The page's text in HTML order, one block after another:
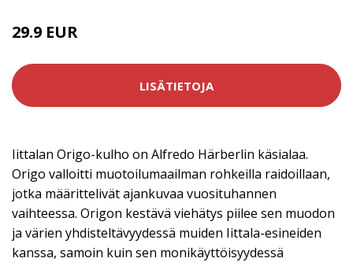
29.9 EUR
LISÄTIETOJA
Iittalan Origo-kulho on Alfredo Härberlin käsialaa.
Origo valloitti muotoilumaailman rohkeilla raidoillaan,
jotka määrittelivät ajankuvaa vuosituhannen
vaihteessa. Origon kestävä viehätys piilee sen muodon
ja värien yhdisteltävyydessä muiden Iittala-esineiden
kanssa, samoin kuin sen monikäyttöisyydessä